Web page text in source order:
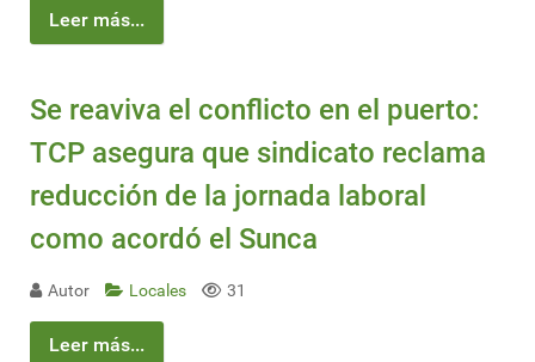
Leer más...
Se reaviva el conflicto en el puerto:
TCP asegura que sindicato reclama
reducción de la jornada laboral
como acordó el Sunca
Autor Locales 31
Leer más...